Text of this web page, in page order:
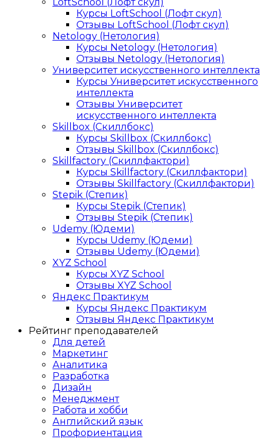
Курсы LoftSchool (Лофт скул)
Отзывы LoftSchool (Лофт скул)
Netology (Нетология)
Курсы Netology (Нетология)
Отзывы Netology (Нетология)
Университет искусственного интеллекта
Курсы Университет искусственного
интеллекта
Отзывы Университет
искусственного интеллекта
Skillbox (Скиллбокс)
Курсы Skillbox (Скиллбокс)
Отзывы Skillbox (Скиллбокс)
Skillfactory (Скиллфактори)
Курсы Skillfactory (Скиллфактори)
Отзывы Skillfactory (Скиллфактори)
Stepik (Степик)
Курсы Stepik (Степик)
Отзывы Stepik (Степик)
Udemy (Юдеми)
Курсы Udemy (Юдеми)
Отзывы Udemy (Юдеми)
XYZ School
Курсы XYZ School
Отзывы XYZ School
Яндекс Практикум
Курсы Яндекс Практикум
Отзывы Яндекс Практикум
Рейтинг преподавателей
Для детей
Маркетинг
Аналитика
Разработка
Дизайн
Менеджмент
Работа и хобби
Английский язык
Профориентация